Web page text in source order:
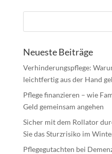
Neueste Beiträge
Verhinderungspflege:
leichtfertig aus der Hand
Pflege finanzieren – wie
Geld gemeinsam angehen
Sicher mit dem Rollator
Sie das Sturzrisiko im
Pflegegutachten bei